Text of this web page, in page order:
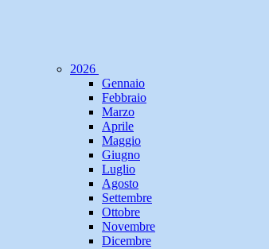
2026
Gennaio
Febbraio
Marzo
Aprile
Maggio
Giugno
Luglio
Agosto
Settembre
Ottobre
Novembre
Dicembre